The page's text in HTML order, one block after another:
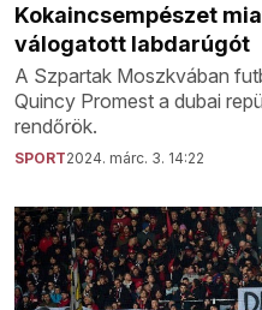
Kokaincsempészet
válogatott labdarúgót
A Szpartak Moszkvában
Quincy Promest a dubai
rendőrök.
SPORT2024. márc. 3. 14:22